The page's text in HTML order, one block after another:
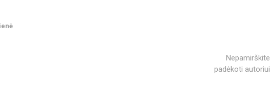
Nepamirškite
padėkoti autoriui